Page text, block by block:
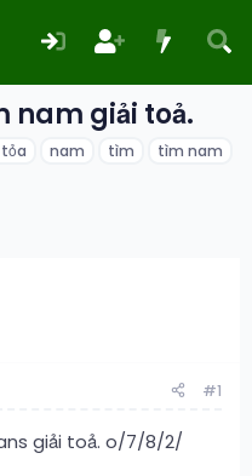
nam giải toả.
nam tìm
tìm nam
#1
giải toả. o/7/8/2/